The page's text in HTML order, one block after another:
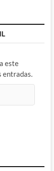
este
entradas.